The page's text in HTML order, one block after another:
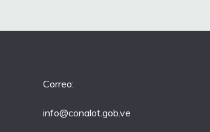
Correo:
info@conalot.gob.ve